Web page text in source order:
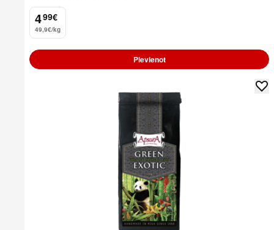
4
. 99€
49,9€/kg
Pievienot